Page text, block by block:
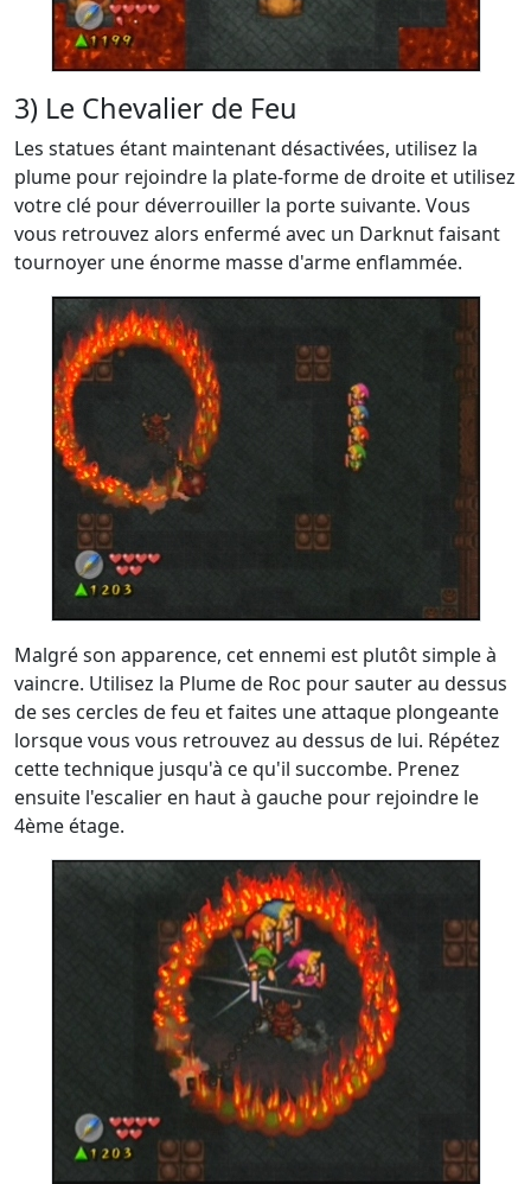
3) Le Chevalier de Feu
Les statues étant maintenant désactivées, utilisez la
plume pour rejoindre la plate-forme de droite et utilisez
votre clé pour déverrouiller la porte suivante. Vous
vous retrouvez alors enfermé avec un Darknut faisant
tournoyer une énorme masse d'arme enflammée.
Malgré son apparence, cet ennemi est plutôt simple à
vaincre. Utilisez la Plume de Roc pour sauter au dessus
de ses cercles de feu et faites une attaque plongeante
lorsque vous vous retrouvez au dessus de lui. Répétez
cette technique jusqu'à ce qu'il succombe. Prenez
ensuite l'escalier en haut à gauche pour rejoindre le
4ème étage.